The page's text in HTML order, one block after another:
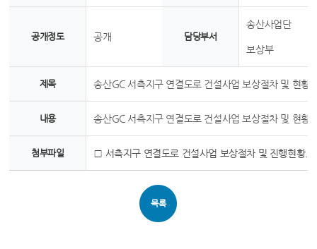
공개정도 공개 담당부서
송산사업단
보상부
제목 송산GC 서측지구 연결도로 건설사업 보상절차 및 현황
내용 송산GC 서측지구 연결도로 건설사업 보상절차 및 현황
첨부파일 □ 서측지구 연결도로 건설사업 보상절차 및 진행현황
목록